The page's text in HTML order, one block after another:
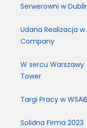
Serwerowni w
Udana Realizacja
Company
W sercu
Tower
Targi Pracy w WSAiB
Solidna Firma 2023